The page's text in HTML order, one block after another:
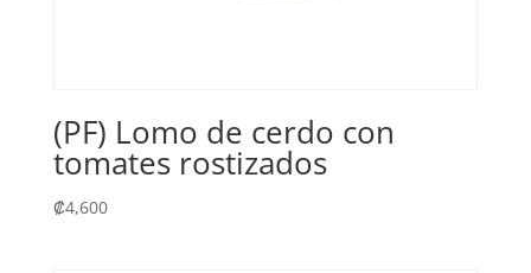
(PF) Lomo de cerdo con
tomates rostizados
₡4,600